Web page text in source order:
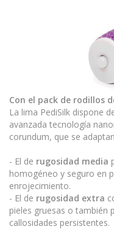
Con el pack de rodillos
La lima PediSilk dispone
avanzada tecnología
corundum, que se
- El de rugosidad media
homogéneo y seguro en
enrojecimiento.
- El de rugosidad extra
pieles gruesas o también
callosidades persistentes.